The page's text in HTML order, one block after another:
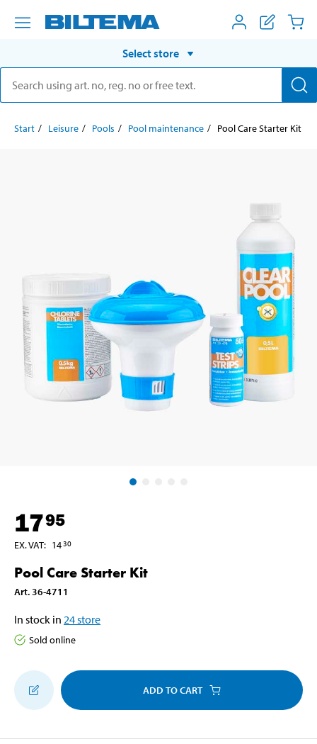
Select store
Start Leisure Pools Pool maintenance Pool Care Starter Kit
1795
EX. VAT: 1430
Pool Care Starter Kit
Art. 36-4711
In stock in 24store
Sold online
ADD TO CART